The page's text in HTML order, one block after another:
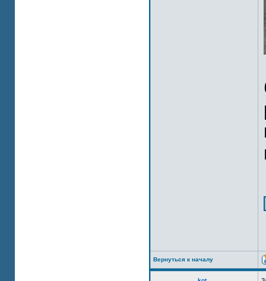
Вернуться к началу